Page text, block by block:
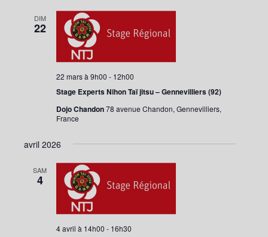
DIM
22
Stage Experts Nihon Taï jitsu – Gennevilliers (92)
22 mars à 9h00 - 12h00
Dojo Chandon78 avenue Chandon, Gennevilliers,
France
avril 2026
SAM
4
4 avril à 14h00 - 16h30